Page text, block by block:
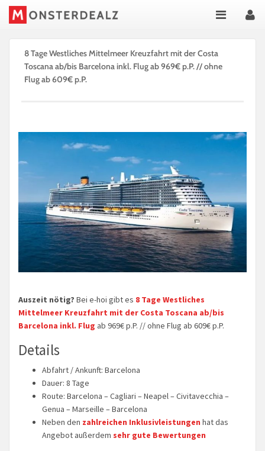
8 Tage Westliches Mittelmeer Kreuzfahrt mit der Costa
Toscana ab/bis Barcelona inkl. Flug ab 969€ p.P. // ohne
Flug ab 609€ p.P.
Auszeit nötig? Bei e-hoi gibt es 8 Tage Westliches
Mittelmeer Kreuzfahrt mit der Costa Toscana ab/bis
Barcelona inkl. Flug ab 969€ p.P. // ohne Flug ab 609€ p.P.
Details
Abfahrt / Ankunft: Barcelona
Dauer: 8 Tage
Route: Barcelona – Cagliari – Neapel – Civitavecchia –
Genua – Marseille – Barcelona
Neben den zahlreichen Inklusivleistungen hat das
Angebot außerdem sehr gute Bewertungen